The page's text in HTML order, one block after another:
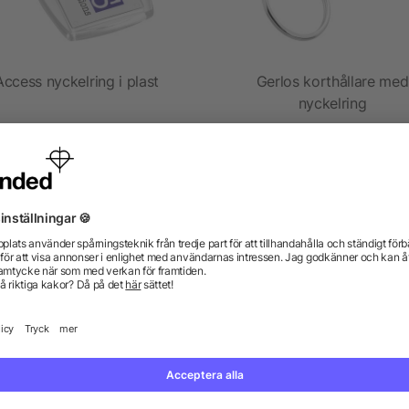
nyckelring i plast
från 2,80 kr
Gerlos korthållare med
nyckelring
Vi har svaren.
se ut? Hjälper allbranded mig att skapa dem?